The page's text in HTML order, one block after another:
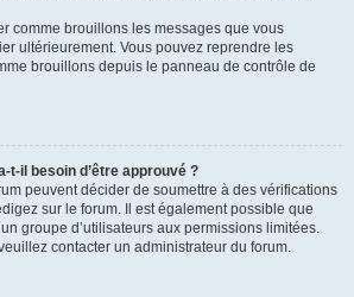
comme brouillons les messages que vous
ultérieurement. Vous pouvez reprendre les
brouillons depuis le panneau de contrôle de
t-il besoin d’être approuvé ?
peuvent décider de soumettre à des vérifications
sur le forum. Il est également possible que
groupe d’utilisateurs aux permissions limitées.
contacter un administrateur du forum.